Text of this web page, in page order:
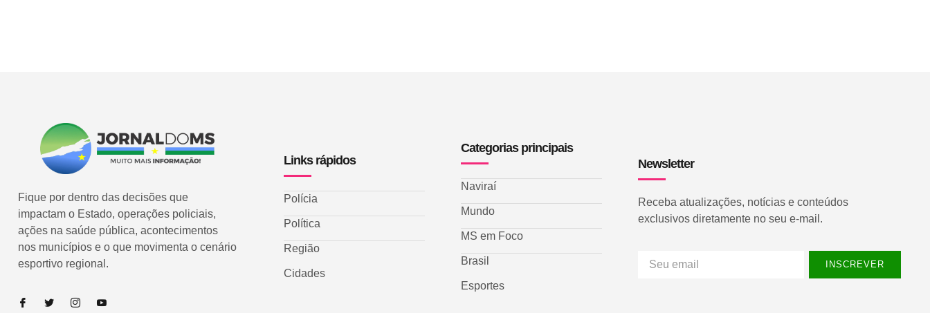
Fique por dentro das decisões que
impactam o Estado, operações policiais,
ações na saúde pública, acontecimentos
nos municípios e o que movimenta o cenário
esportivo regional.
Links rápidos
Polícia
Política
Região
Cidades
Categorias principais
Naviraí
Mundo
MS em Foco
Brasil
Esportes
Newsletter
Receba atualizações, notícias e conteúdos
exclusivos diretamente no seu e-mail.
INSCREVER